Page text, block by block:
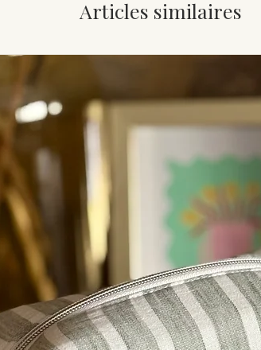
Articles similaires